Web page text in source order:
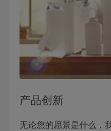
产品创新
无论您的愿景是什么，